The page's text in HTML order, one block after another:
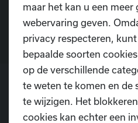
maar het kan u een meer
webervaring geven.
privacy respecteren,
bepaalde soorten
op de verschillende
te weten te komen en de
te wijzigen. Het
cookies kan echter een